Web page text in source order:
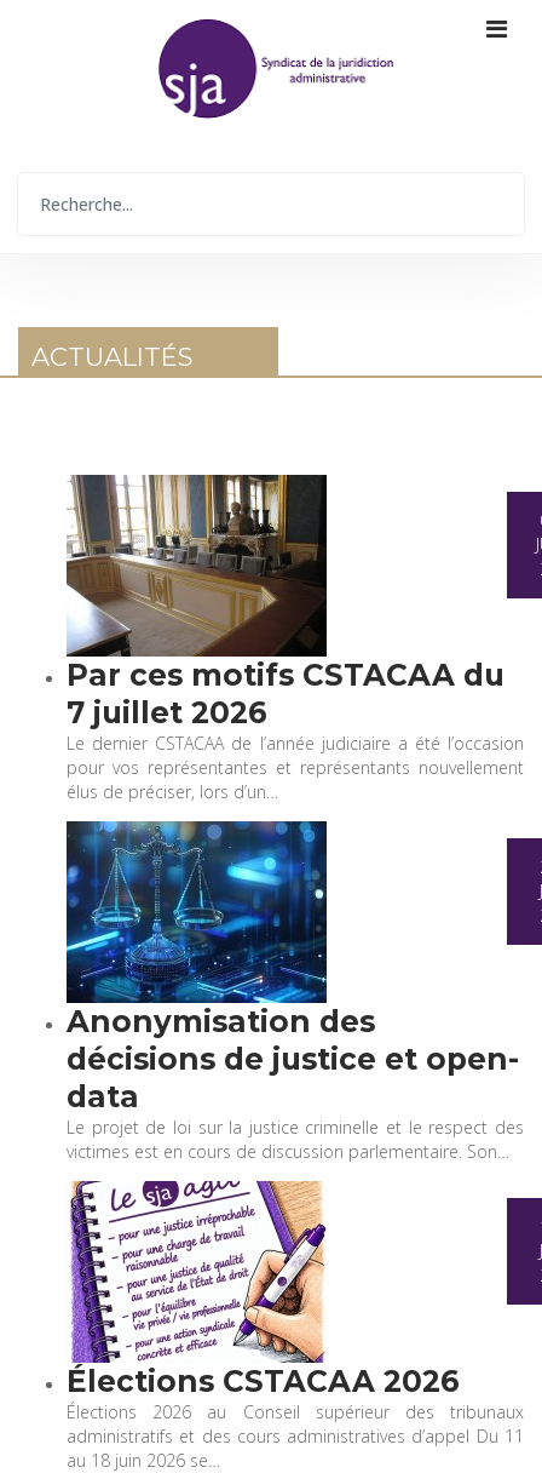
ACTUALITÉS
Par ces motifs CSTACAA du
7 juillet 2026
Le dernier CSTACAA de l’année judiciaire a été l’occasion
pour vos représentantes et représentants nouvellement
élus de préciser, lors d’un…
Anonymisation des
décisions de justice et open-
data
Le projet de loi sur la justice criminelle et le respect des
victimes est en cours de discussion parlementaire. Son…
Élections CSTACAA 2026
Élections 2026 au Conseil supérieur des tribunaux
administratifs et des cours administratives d’appel Du 11
au 18 juin 2026 se…